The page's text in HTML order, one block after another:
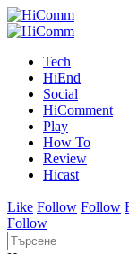
Tech
HiEnd
Social
HiComment
Play
How To
Review
Hicast
Like Follow Follow
Follow